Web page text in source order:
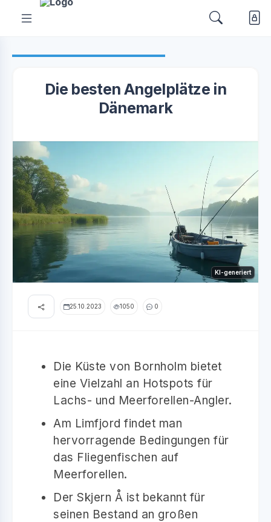
Die besten Angelplätze in
Dänemark
KI-generiert
25.10.2023 1050 0
Die Küste von Bornholm bietet
eine Vielzahl an Hotspots für
Lachs- und Meerforellen-Angler.
Am Limfjord findet man
hervorragende Bedingungen für
das Fliegenfischen auf
Meerforellen.
Der Skjern Å ist bekannt für
seinen Bestand an großen